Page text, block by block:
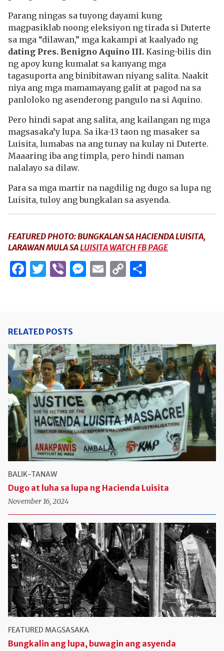
Parang ningas sa tuyong dayami kung
magpasiklab noong eleksiyon ng tirada si Duterte
sa mga “dilawan,” mga kakampi at kaalyado ng
dating Pres. Benigno Aquino III. Kasing-bilis din
ng apoy kung kumalat sa kanyang mga
tagasuporta ang binibitawan niyang salita. Naakit
niya ang mga mamamayang galit at pagod na sa
panloloko ng asenderong pangulo na si Aquino.
Pero hindi sapat ang salita, ang kailangan ng mga
magsasaka’y lupa. Sa ika-13 taon ng masaker sa
Luisita, lumabas na ang tunay na kulay ni Duterte.
Maaaring iba ang timpla, pero hindi naman
nalalayo sa dilaw.
Para sa mga martir na nagdilig ng dugo sa lupa ng
Luisita, tuloy ang bungkalan sa asyenda.
FEATURED PHOTO: BUNGKALAN SA HACIENDA LUISITA,
LARAWAN MULA SALUISITA WATCH FB PAGE
Facebook
Twitter
ViberMessenger
Email
Copy
RELATED POSTS
BALIK-TANAW
Dugo at luha sa lupa ng Hacienda Luisita
November 16, 2024
FEATURED MAGSASAKA
Bungkalin ang lupa, buwagin ang asyenda